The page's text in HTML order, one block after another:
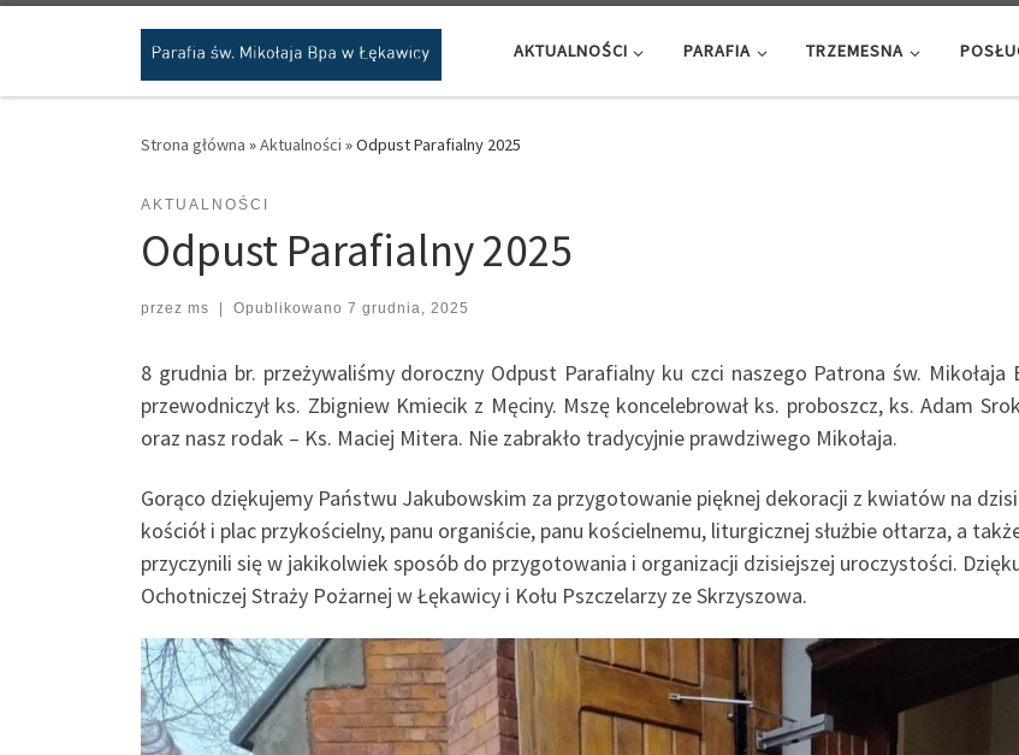
Przejdź do treści
AKTUALNOŚCI PARAFIA TRZEMESNA
Strona główna »Aktualności »Odpust Parafialny 2025
AKTUALNOŚCI
Odpust Parafialny 2025
przez ms Opublikowano 7 grudnia, 2025
8 grudnia br. przeżywaliśmy doroczny Odpust Parafialny ku czci naszego Patrona św.
przewodniczył ks. Zbigniew Kmiecik z Męciny. Mszę koncelebrował ks. proboszcz, ks. Adam
oraz nasz rodak – Ks. Maciej Mitera. Nie zabrakło tradycyjnie prawdziwego Mikołaja.
Gorąco dziękujemy Państwu Jakubowskim za przygotowanie pięknej dekoracji z kwiatów na
kościół i plac przykościelny, panu organiście, panu kościelnemu, liturgicznej służbie ołtarza, a
przyczynili się w jakikolwiek sposób do przygotowania i organizacji dzisiejszej uroczystości.
Ochotniczej Straży Pożarnej w Łękawicy i Kołu Pszczelarzy ze Skrzyszowa.